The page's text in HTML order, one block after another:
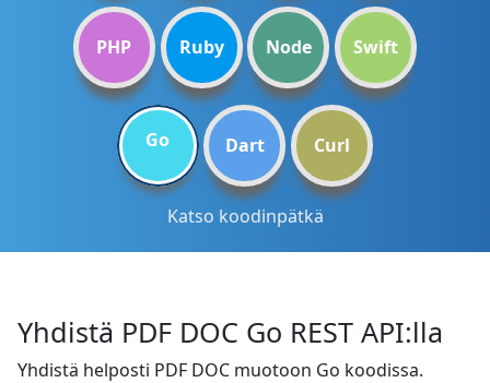
PHP Ruby Node Swift
Go Dart Curl
Katso koodinpätkä
Yhdistä PDF DOC Go REST API:lla
Yhdistä helposti PDF DOC muotoon Go koodissa.